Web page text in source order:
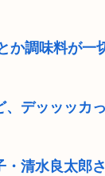
か調味料が
、デッッッ
・清水良太郎